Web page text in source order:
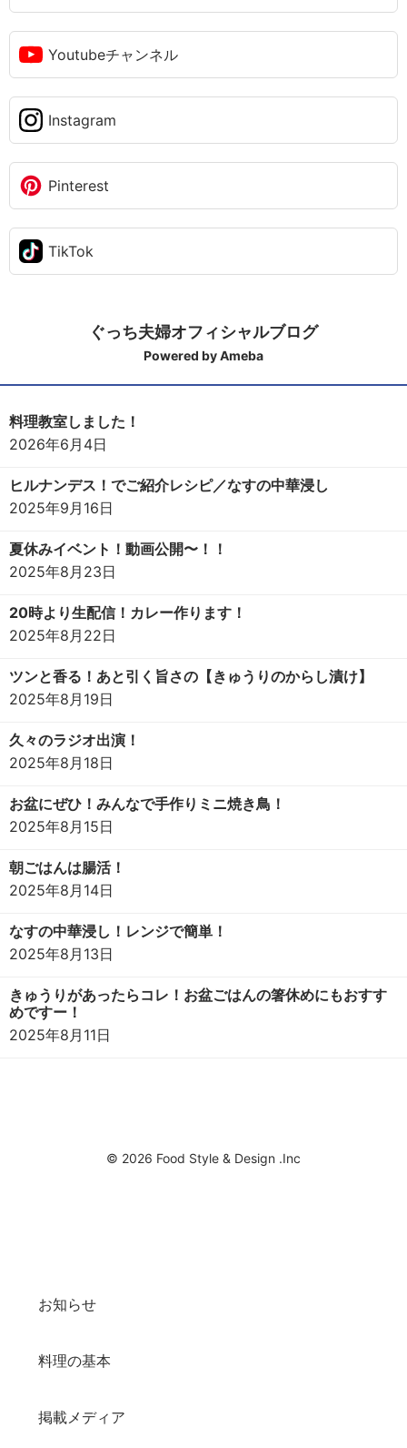
Youtubeチャンネル
Instagram
Pinterest
TikTok
ぐっち夫婦オフィシャルブログ
Powered by Ameba
料理教室しました！
2026年6月4日
ヒルナンデス！でご紹介レシピ／なすの中華浸し
2025年9月16日
夏休みイベント！動画公開〜！！
2025年8月23日
20時より生配信！カレー作ります！
2025年8月22日
ツンと香る！あと引く旨さの【きゅうりのからし漬け】
2025年8月19日
久々のラジオ出演！
2025年8月18日
お盆にぜひ！みんなで手作りミニ焼き鳥！
2025年8月15日
朝ごはんは腸活！
2025年8月14日
なすの中華浸し！レンジで簡単！
2025年8月13日
きゅうりがあったらコレ！お盆ごはんの箸休めにもおすす
めですー！
2025年8月11日
© 2026 Food Style & Design .Inc
お知らせ
料理の基本
掲載メディア